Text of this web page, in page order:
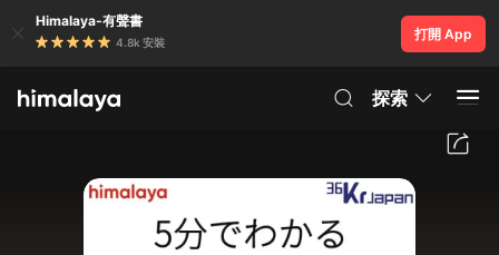
Himalaya-有聲書
4.8k 安裝
打開 App
探索